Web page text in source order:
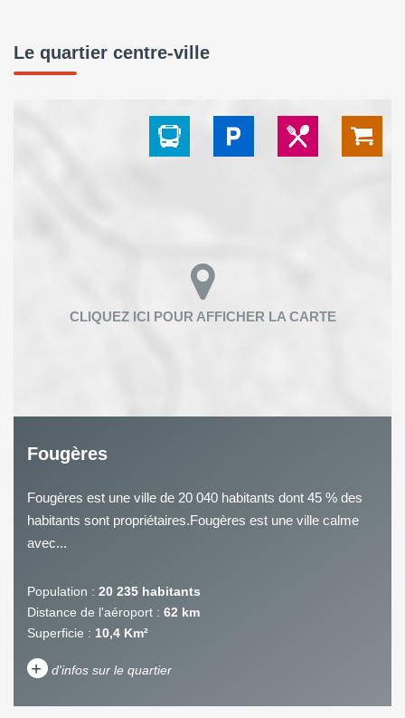
Le quartier centre-ville
Fougères
Fougères est une ville de 20 040 habitants dont 45 % des
habitants sont propriétaires.Fougères est une ville calme
avec...
Population : 20 235 habitants
Distance de l'aéroport : 62 km
Superficie : 10,4 Km²
+ d'infos sur le quartier